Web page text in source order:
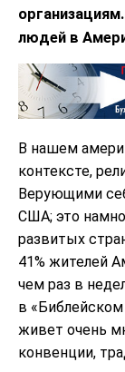
людей в
В нашем
контексте,
Верующими
США; это
развитых
41% жителей
чем раз в
в
живет очень
конвенции,